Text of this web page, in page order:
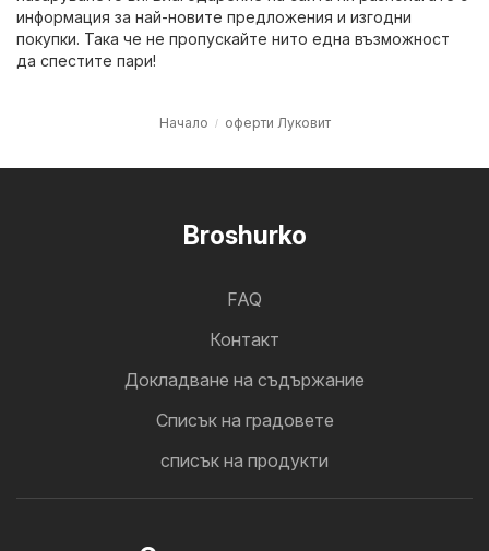
информация за най-новите предложения и изгодни
покупки. Така че не пропускайте нито една възможност
да спестите пари!
Начало оферти Луковит
Broshurko
FAQ
Контакт
Докладване на съдържание
Cписък на градовете
списък на продукти